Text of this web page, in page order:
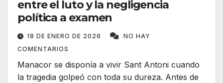
entre el luto y la negligencia
política a examen
18 DE ENERO DE 2026
NO HAY
COMENTARIOS
Manacor se disponía a vivir Sant Antoni cuando
la tragedia golpeó con toda su dureza. Antes de